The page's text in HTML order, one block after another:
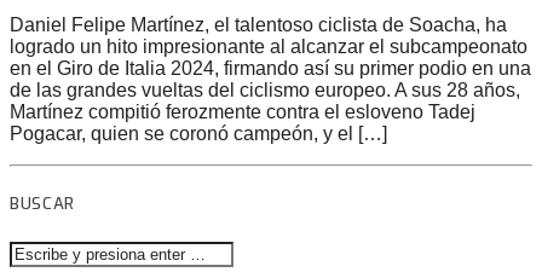
Daniel Felipe Martínez, el talentoso ciclista de Soacha, ha
logrado un hito impresionante al alcanzar el subcampeonato
en el Giro de Italia 2024, firmando así su primer podio en una
de las grandes vueltas del ciclismo europeo. A sus 28 años,
Martínez compitió ferozmente contra el esloveno Tadej
Pogacar, quien se coronó campeón, y el […]
BUSCAR